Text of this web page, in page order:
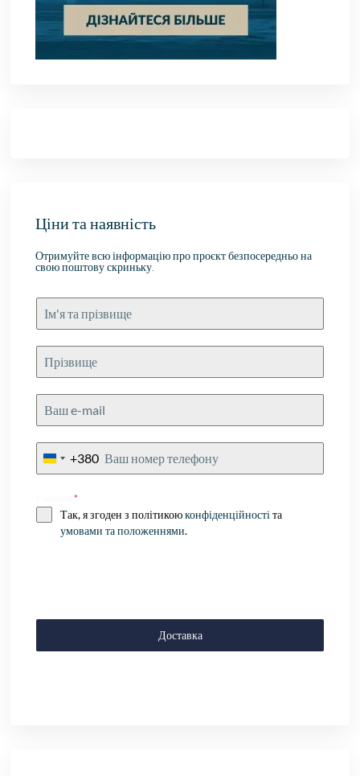
Ціни та наявність
Отримуйте всю інформацію про проєкт безпосередньо на
свою поштову скриньку.
Ukraine
+380
Consent*
Так, я згоден з політикоюконфіденційності та
умовами та положеннями.
Доставка